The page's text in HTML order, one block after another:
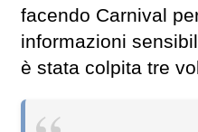
facendo Carnival
informazioni
è stata colpita tre